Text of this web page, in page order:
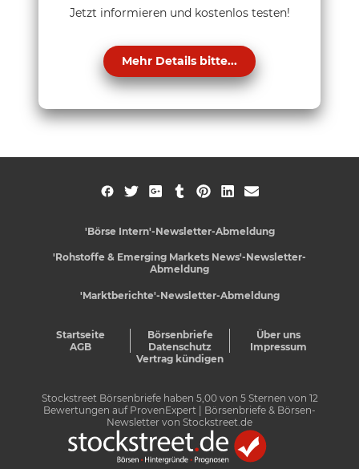
Jetzt informieren und kostenlos testen!
Mehr Details bitte...
'Börse Intern'-Newsletter-Abmeldung
'Rohstoffe & Emerging Markets News'-Newsletter-
Abmeldung
'Marktberichte'-Newsletter-Abmeldung
Startseite Börsenbriefe
Über uns
AGB
Datenschutz
Impressum
Vertrag kündigen
Stockstreet Börsenbriefe haben 5,00von 5Sternen von 12
Bewertungen auf ProvenExpert
| Börsenbriefe & Börsen-
Newsletter von Stockstreet.de